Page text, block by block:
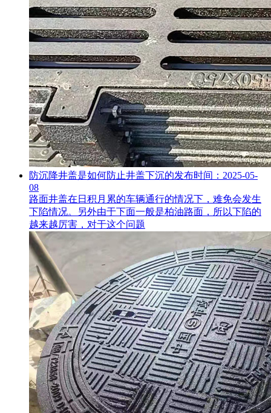
防沉降井盖是如何防止井盖下沉的发布时间：2025-05-
08
路面井盖在日积月累的车辆通行的情况下，难免会发生
下陷情况。另外由于下面一般是柏油路面，所以下陷的
越来越厉害，对于这个问题